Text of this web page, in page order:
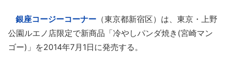
銀座コージーコーナー （東京都新宿区）は、東京・上野
公園ルエノ店限定で新商品「冷やしパンダ焼き(宮崎マン
ゴー)」を2014年7月1日に発売する。